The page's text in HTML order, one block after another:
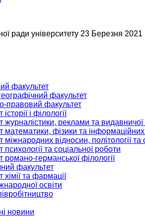
ради університету 23 Березня 2021
факультет
факультет
правовий факультет
і філології
журналістики, реклами та
математики, фізики та інформаційних
міжнародних відносин, політології та
психології та соціальної роботи
романо-германської філології
факультет
хімії та фармації
освіти
новини